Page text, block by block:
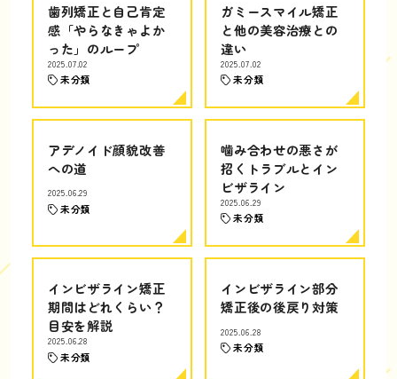
歯列矯正と自己肯定
感「やらなきゃよか
った」のループ
2025.07.02
未分類
ガミースマイル矯正
と他の美容治療との
違い
2025.07.02
未分類
アデノイド顔貌改善
への道
2025.06.29
未分類
噛み合わせの悪さが
招くトラブルとイン
ビザライン
2025.06.29
未分類
インビザライン矯正
期間はどれくらい？
目安を解説
2025.06.28
未分類
インビザライン部分
矯正後の後戻り対策
2025.06.28
未分類